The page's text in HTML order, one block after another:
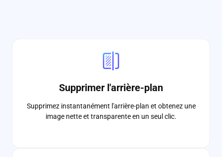
Supprimer l'arrière-plan
Supprimez instantanément l'arrière-plan et obtenez une
image nette et transparente en un seul clic.